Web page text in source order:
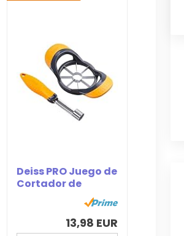
Deiss PRO Juego de
Cortador de
13,98 EUR